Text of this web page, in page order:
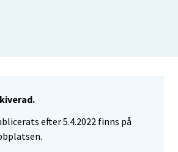
efter 5.4.2022 finns på